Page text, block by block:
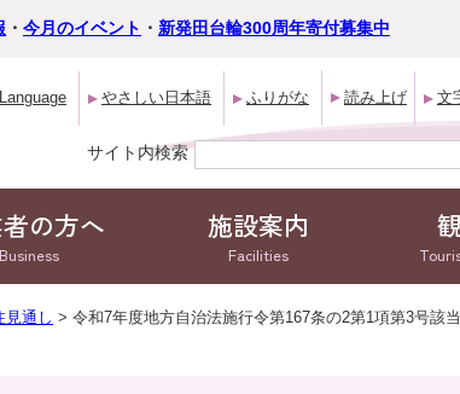
・ 今月のイベント ・ 新発田台輪300周年寄付募集中
Language やさしい日本語 ふりがな 読み上げ 文
サイト内検索
の方へ
Business
施設案内
Facilities
見通し > 令和7年度地方自治法施行令第167条の2第1項第3号該